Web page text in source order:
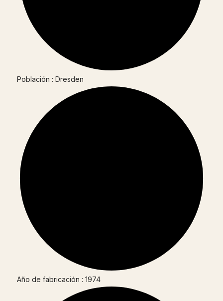
Población : Dresden
Año de fabricación : 1974